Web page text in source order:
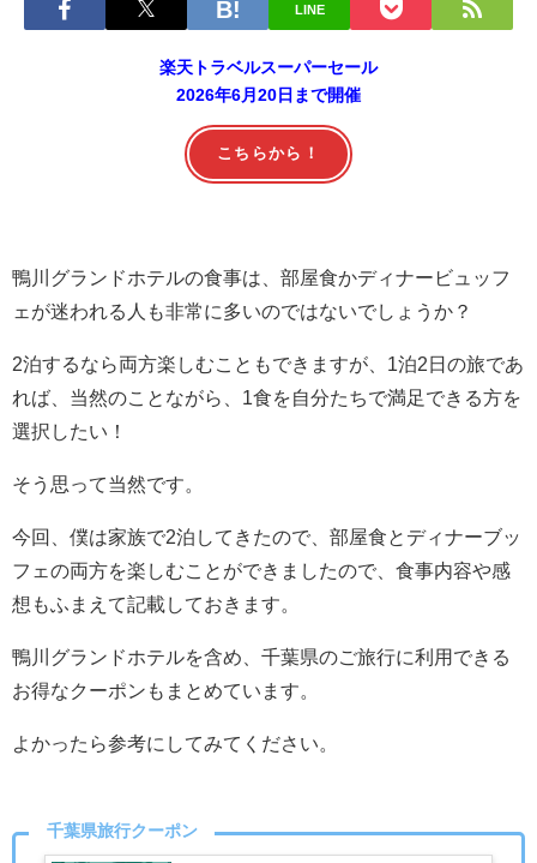
LINE
楽天トラベルスーパーセール
2026年6月20日まで開催
こちらから！
鴨川グランドホテルの食事は、部屋食かディナービュッフ
ェが迷われる人も非常に多いのではないでしょうか？
2泊するなら両方楽しむこともできますが、1泊2日の旅であ
れば、当然のことながら、1食を自分たちで満足できる方を
選択したい！
そう思って当然です。
今回、僕は家族で2泊してきたので、部屋食とディナーブッ
フェの両方を楽しむことができましたので、食事内容や感
想もふまえて記載しておきます。
鴨川グランドホテルを含め、千葉県のご旅行に利用できる
お得なクーポンもまとめています。
よかったら参考にしてみてください。
千葉県旅行クーポン